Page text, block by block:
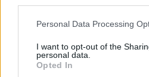
Personal Data Processing
I want to opt-out of the
personal data.
Opted In
ΦΠΑ ΕΠΙΧΕΙΡΗΣΕΙΣ
ΕΛΕΥΘΕΡΟΙ ΕΠΑΓΓΕΛΜΑΤΙΕΣ